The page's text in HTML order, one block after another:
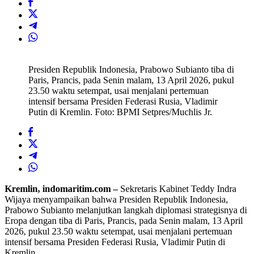
Presiden Republik Indonesia, Prabowo Subianto tiba di
Paris, Prancis, pada Senin malam, 13 April 2026, pukul
23.50 waktu setempat, usai menjalani pertemuan
intensif bersama Presiden Federasi Rusia, Vladimir
Putin di Kremlin. Foto: BPMI Setpres/Muchlis Jr.
Kremlin, indomaritim.com –Sekretaris Kabinet Teddy Indra
Wijaya menyampaikan bahwa Presiden Republik Indonesia,
Prabowo Subianto melanjutkan langkah diplomasi strategisnya di
Eropa dengan tiba di Paris, Prancis, pada Senin malam, 13 April
2026, pukul 23.50 waktu setempat, usai menjalani pertemuan
intensif bersama Presiden Federasi Rusia, Vladimir Putin di